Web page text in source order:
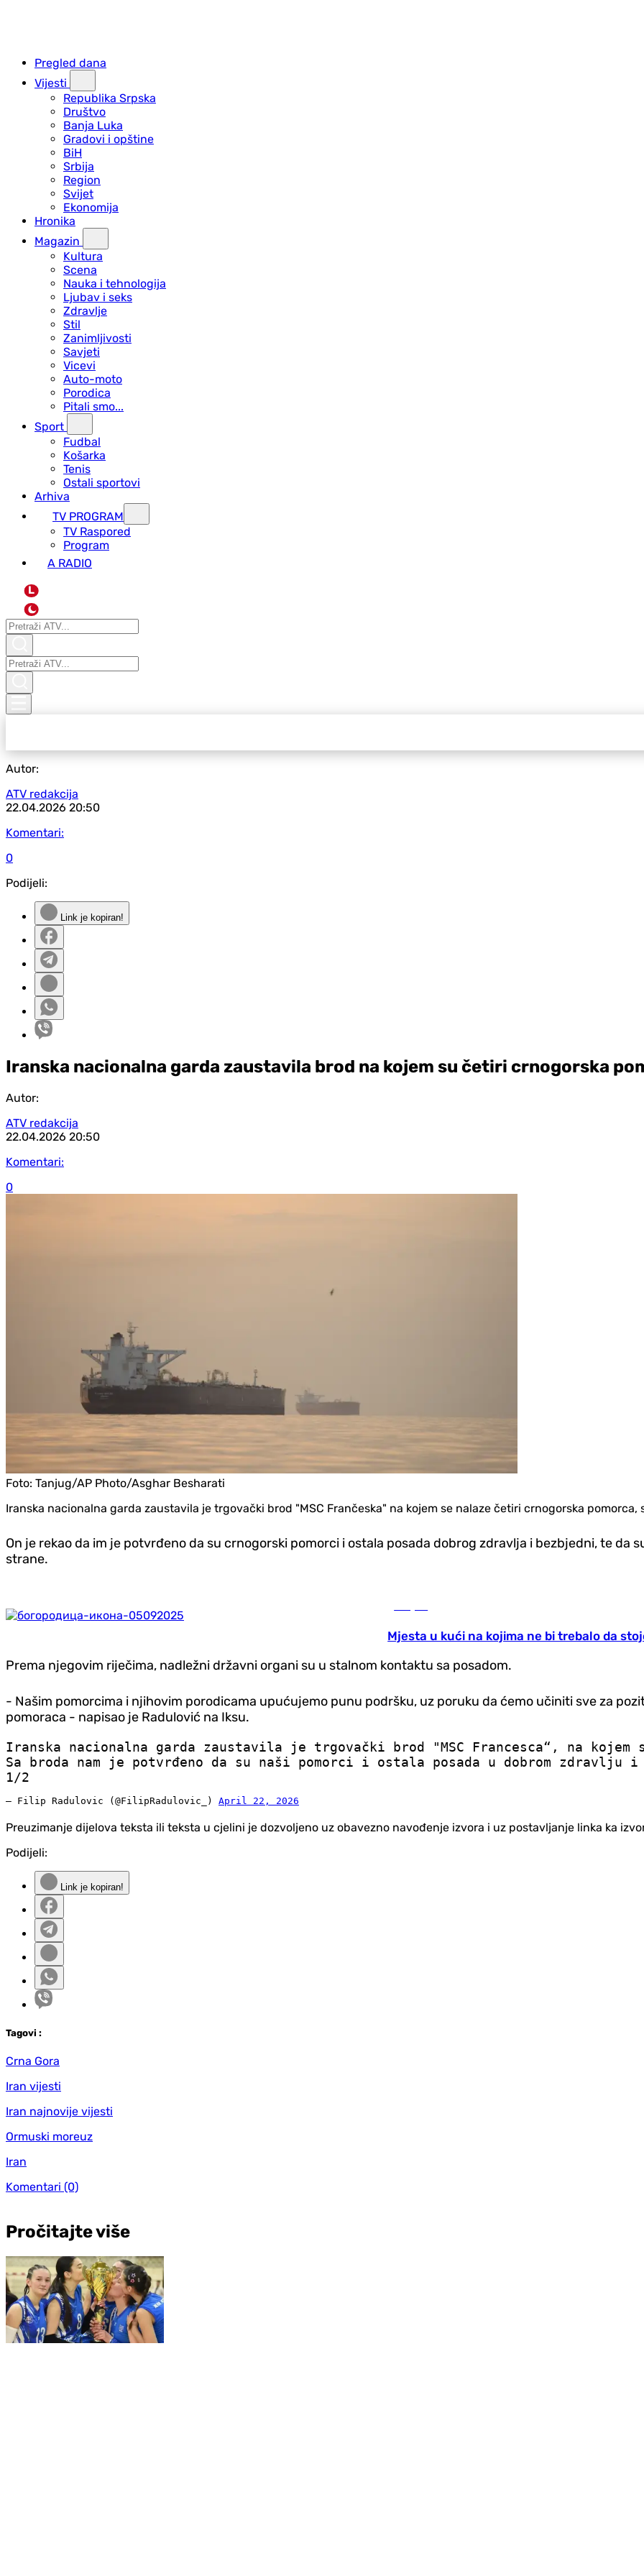
Pregled dana
Vijesti
Republika Srpska
Društvo
Banja Luka
Gradovi i opštine
BiH
Srbija
Region
Svijet
Ekonomija
Hronika
Magazin
Kultura
Scena
Nauka i tehnologija
Ljubav i seks
Zdravlje
Stil
Zanimljivosti
Savjeti
Vicevi
Auto-moto
Porodica
Pitali smo...
Sport
Fudbal
Košarka
Tenis
Ostali sportovi
Arhiva
TV PROGRAM
ТV Raspored
Program
A RADIO
L
Autor:
ATV redakcija
22.04.2026 20:50
Komentari:
0
Podijeli:
Link je kopiran!
Iranska nacionalna garda zaustavila brod na kojem su četiri crnogorska
Autor:
ATV redakcija
22.04.2026 20:50
Komentari:
0
Foto: Tanjug/AP Photo/Asghar Besharati
Iranska nacionalna garda zaustavila je trgovački brod "MSC Frančeska" na kojem se nalaze četiri crnogorska
On je rekao da im je potvrđeno da su crnogorski pomorci i ostala posada dobrog zdravlja i bezbjedni, te da
strane.
Mjesta u kući na kojima ne bi trebalo da
Prema njegovim riječima, nadležni državni organi su u stalnom kontaktu sa posadom.
- Našim pomorcima i njihovim porodicama upućujemo punu podršku, uz poruku da ćemo učiniti sve za
pomoraca - napisao je Radulović na Iksu.
Iranska nacionalna garda zaustavila je trgovački brod "MSC Francesca“, na kojem
Sa broda nam je potvrđeno da su naši pomorci i ostala posada u dobrom
1/2
— Filip Radulovic (@FilipRadulovic_) April 22, 2026
Preuzimanje dijelova teksta ili teksta u cjelini je dozvoljeno uz obavezno navođenje izvora i uz postavljanje linka ka
Podijeli:
Link je kopiran!
Tagovi :
Crna Gora
Iran vijesti
Iran najnovije vijesti
Ormuski moreuz
Iran
Komentari (0)
Pročitajte više